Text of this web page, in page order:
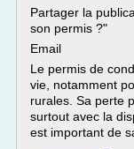
Partager la
son permis ?"
Email
Le permis de
vie, notamment
rurales. Sa perte
surtout avec la
est important de